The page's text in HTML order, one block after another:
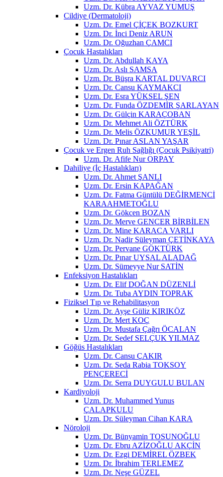
Uzm. Dr. Kübra AYVAZ YUMUŞ
Cildiye (Dermatoloji)
Uzm. Dr. Emel ÇİÇEK BOZKURT
Uzm. Dr. İnci Deniz ARUN
Uzm. Dr. Oğuzhan ÇAMCI
Çocuk Hastalıkları
Uzm. Dr. Abdullah KAYA
Uzm. Dr. Aslı SAMSA
Uzm. Dr. Büşra KARTAL DUVARCI
Uzm. Dr. Cansu KAYMAKCI
Uzm. Dr. Esra YÜKSEL ŞEN
Uzm. Dr. Funda ÖZDEMİR ŞARLAYAN
Uzm. Dr. Gülçin KARAÇOBAN
Uzm. Dr. Mehmet Ali ÖZTÜRK
Uzm. Dr. Melis ÖZKUMUR YEŞİL
Uzm. Dr. Pınar ASLAN YAŞAR
Çocuk ve Ergen Ruh Sağlığı (Çocuk Psikiyatri)
Uzm. Dr. Afife Nur ORPAY
Dahiliye (İç Hastalıkları)
Uzm. Dr. Ahmet ŞANLI
Uzm. Dr. Ersin KAPAĞAN
Uzm. Dr. Fatma Güntülü DEĞİRMENCİ
KARAAHMETOĞLU
Uzm. Dr. Gökcen BOZAN
Uzm. Dr. Merve GENCER BİRBİLEN
Uzm. Dr. Mine KARACA VARLI
Uzm. Dr. Nadir Süleyman ÇETİNKAYA
Uzm. Dr. Pervane GÖKTÜRK
Uzm. Dr. Pınar UYSAL ALADAĞ
Uzm. Dr. Sümeyye Nur SATİN
Enfeksiyon Hastalıkları
Uzm. Dr. Elif DOĞAN DÜZENLİ
Uzm. Dr. Tuba AYDIN TOPRAK
Fiziksel Tıp ve Rehabilitasyon
Uzm. Dr. Ayşe Güliz KIRIKÖZ
Uzm. Dr. Mert KOÇ
Uzm. Dr. Mustafa Çağrı ÖCALAN
Uzm. Dr. Sedef SELÇUK YILMAZ
Göğüs Hastalıkları
Uzm. Dr. Cansu ÇAKIR
Uzm. Dr. Seda Rabia TOKSOY
PENÇERECİ
Uzm. Dr. Serra DUYGULU BULAN
Kardiyoloji
Uzm. Dr. Muhammed Yunus
ÇALAPKULU
Uzm. Dr. Süleyman Cihan KARA
Nöroloji
Uzm. Dr. Bünyamin TOSUNOĞLU
Uzm. Dr. Ebru AZİZOĞLU AKÇİN
Uzm. Dr. Ezgi DEMİREL ÖZBEK
Uzm. Dr. İbrahim TERLEMEZ
Uzm. Dr. Neşe GÜZEL